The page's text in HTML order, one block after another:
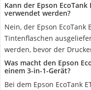
Kann der Epson
verwendet werden?
Nein, der Epson EcoTank
Tintenflaschen
werden, bevor der
Was macht den Epson
einem 3-in-1-Gerät?
Bei dem Epson EcoTank